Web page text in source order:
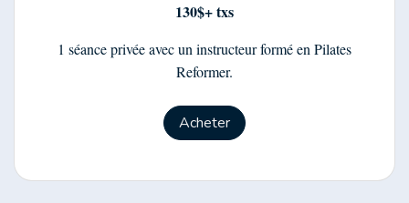
130$+ txs
1 séance privée avec un instructeur formé en Pilates
Reformer.
Acheter